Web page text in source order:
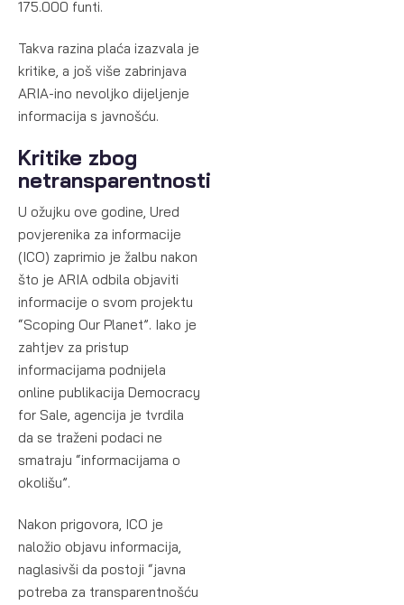
175.000 funti.
Takva razina plaća izazvala je
kritike, a još više zabrinjava
ARIA-ino nevoljko dijeljenje
informacija s javnošću.
Kritike zbog
netransparentnosti
U ožujku ove godine, Ured
povjerenika za informacije
(ICO) zaprimio je žalbu nakon
što je ARIA odbila objaviti
informacije o svom projektu
“Scoping Our Planet”. Iako je
zahtjev za pristup
informacijama podnijela
online publikacija Democracy
for Sale, agencija je tvrdila
da se traženi podaci ne
smatraju “informacijama o
okolišu”.
Nakon prigovora, ICO je
naložio objavu informacija,
naglasivši da postoji “javna
potreba za transparentnošću